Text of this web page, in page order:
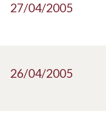
27/04/2005
26/04/2005